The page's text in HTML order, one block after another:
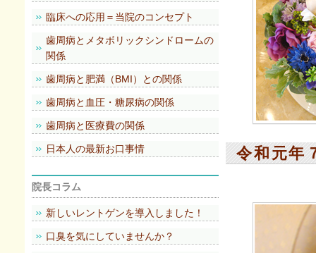
令和元年
臨床への応用＝当院のコンセプト
歯周病とメタボリックシンドロームの
関係
歯周病と肥満（BMI）との関係
歯周病と血圧・糖尿病の関係
歯周病と医療費の関係
日本人の最新お口事情
院長コラム
新しいレントゲンを導入しました！
口臭を気にしていませんか？